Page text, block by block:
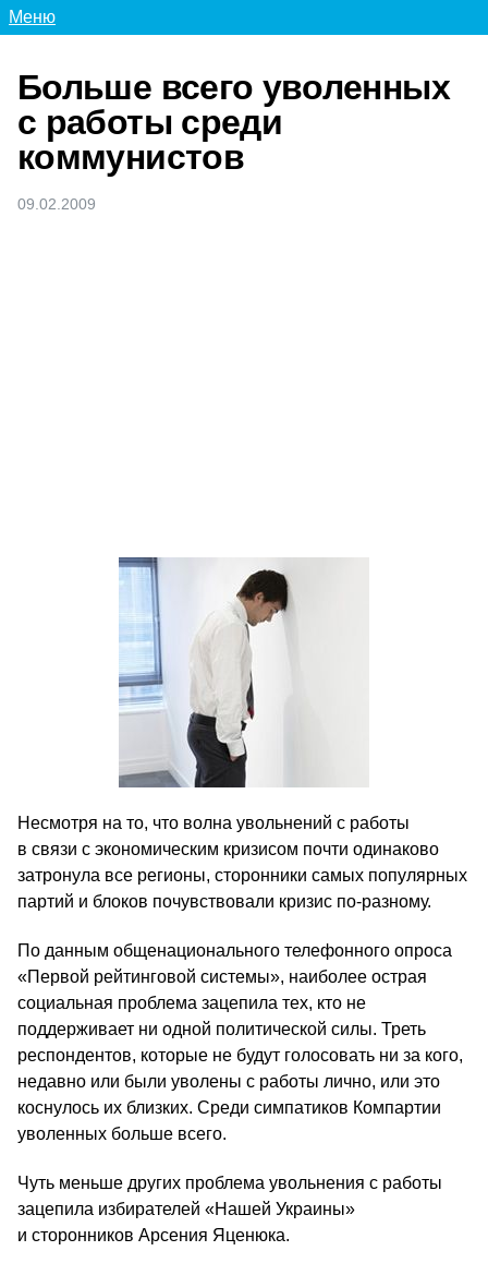
Меню
Больше всего уволенных
с работы среди
коммунистов
09.02.2009
Несмотря на то, что волна увольнений с работы
в связи с экономическим кризисом почти одинаково
затронула все регионы, сторонники самых популярных
партий и блоков почувствовали кризис по-разному.
По данным общенационального телефонного опроса
«Первой рейтинговой системы», наиболее острая
социальная проблема зацепила тех, кто не
поддерживает ни одной политической силы. Треть
респондентов, которые не будут голосовать ни за кого,
недавно или были уволены с работы лично, или это
коснулось их близких. Среди симпатиков Компартии
уволенных больше всего.
Чуть меньше других проблема увольнения с работы
зацепила избирателей «Нашей Украины»
и сторонников Арсения Яценюка.